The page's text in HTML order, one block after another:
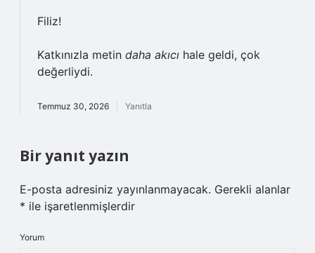
Filiz!
Katkınızla metin daha akıcı hale geldi, çok
değerliydi.
Temmuz 30, 2026 Yanıtla
Bir yanıt yazın
E-posta adresiniz yayınlanmayacak. Gerekli alanlar
* ile işaretlenmişlerdir
Yorum